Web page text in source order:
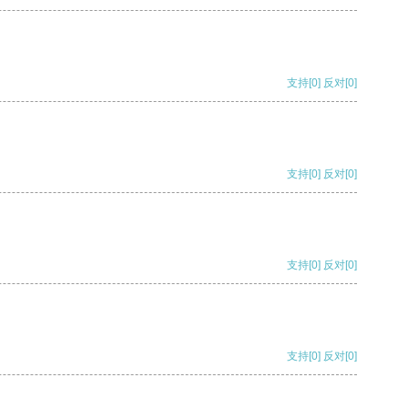
支持[0] 反对[0]
支持[0] 反对[0]
支持[0] 反对[0]
支持[0] 反对[0]